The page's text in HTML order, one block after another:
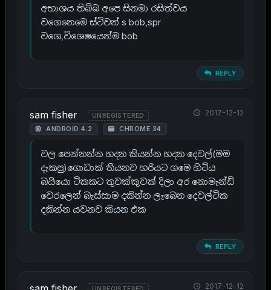
අභාශය තිබ්බ අප‍ෙ සිනමා රසිත්වය
වග‍ෙන‍ෙම‍ෙ ස්ටිවන් s bob,spr
වග‍ෙ,විශ‍ෙෂය‍ෙන්ම bob
REPLY
sam fisher UNREGISTERED
ANDROID 4.2 CHROME 34
2017-12-12
වල ප‍ෙන්නන්න හදන කියන්න හදන ද‍ෙවල්(මම
දැකපු)ග‍ොඩාක් තියනව හරියට ගම‍ෙ හිටිය
බයිය‍ො ටිකකට තුවක්කුවක් දිලා අර න‍ොමැන්ඩි
ව‍ෙරල‍ෙන් බැස්සාම දකින්න ලැබ‍ෙන ද‍ෙවල්ටික
දකින්න යවනව කියන එක
REPLY
2017-12-12